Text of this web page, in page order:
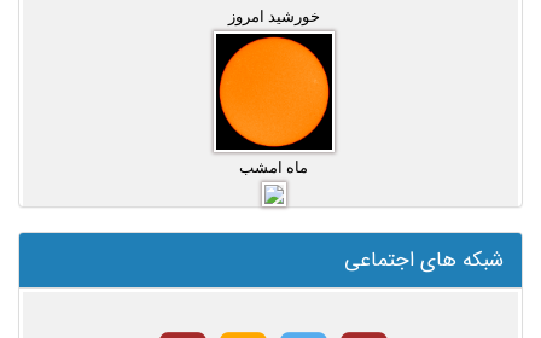
خورشید امروز
ماه امشب
شبکه های اجتماعی